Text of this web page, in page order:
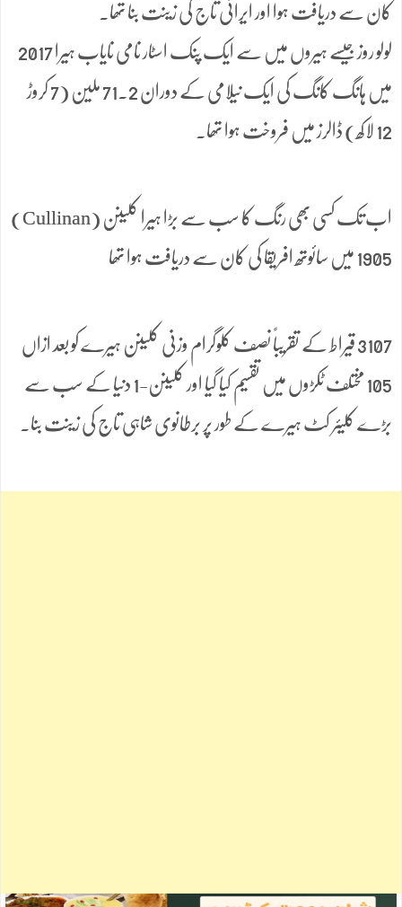
کان سے دریافت ہوا اور ایرانی تاج کی زینت بنا تھا۔
لولو روز جیسے ہیروں میں سے ایک پنک اسٹار نامی نایاب ہیرا 2017
میں ہانگ کانگ کی ایک نیلامی کے دوران 71.2 ملین (7 کروڑ
12 لاکھ) ڈالرز میں فروخت ہوا تھا۔
اب تک کسی بھی رنگ کا سب سے بڑا ہیرا کلینن (Cullinan)
1905 میں سائوتھ افریقا کی کان سے دریافت ہوا تھا
3107 قیراط کے تقریباً نصف کلوگرام وزنی کلینن ہیرے کو بعد ازاں
105 مختلف ٹکڑوں میں تقسیم کیا گیا اور کلینن-1 دنیا کے سب سے
بڑے کلیئر کٹ ہیرے کے طور پر برطانوی شاہی تاج کی زینت بنا۔